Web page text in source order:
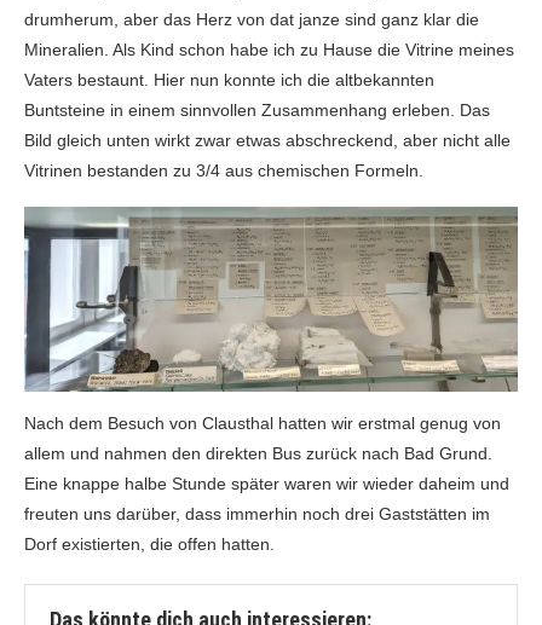
drumherum, aber das Herz von dat janze sind ganz klar die
Mineralien. Als Kind schon habe ich zu Hause die Vitrine meines
Vaters bestaunt. Hier nun konnte ich die altbekannten
Buntsteine in einem sinnvollen Zusammenhang erleben. Das
Bild gleich unten wirkt zwar etwas abschreckend, aber nicht alle
Vitrinen bestanden zu 3/4 aus chemischen Formeln.
Nach dem Besuch von Clausthal hatten wir erstmal genug von
allem und nahmen den direkten Bus zurück nach Bad Grund.
Eine knappe halbe Stunde später waren wir wieder daheim und
freuten uns darüber, dass immerhin noch drei Gaststätten im
Dorf existierten, die offen hatten.
Das könnte dich auch interessieren: